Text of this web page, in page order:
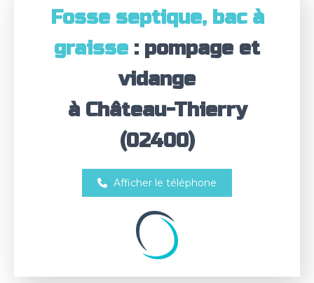
Fosse septique, bac à
graisse : pompage et
vidange
à Château-Thierry
(02400)
Afficher le téléphone